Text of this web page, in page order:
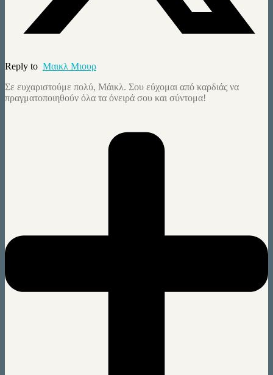
Reply to Mαικλ Μιουρ
Σε ευχαριστούμε πολύ, Μάικλ. Σου εύχομαι από καρδιάς να
πραγματοποιηθούν όλα τα όνειρά σου και σύντομα!